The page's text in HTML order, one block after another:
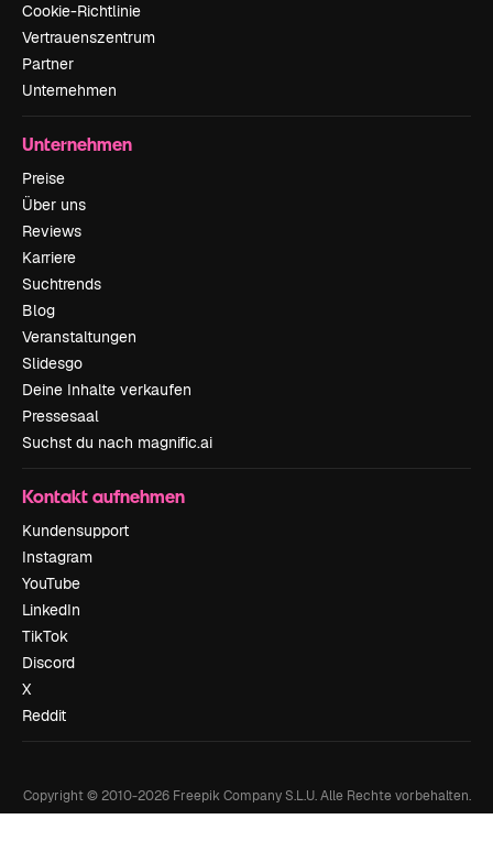
Cookie-Richtlinie
Vertrauenszentrum
Partner
Unternehmen
Unternehmen
Preise
Über uns
Reviews
Karriere
Suchtrends
Blog
Veranstaltungen
Slidesgo
Deine Inhalte verkaufen
Pressesaal
Suchst du nach magnific.ai
Kontakt aufnehmen
Kundensupport
Instagram
YouTube
LinkedIn
TikTok
Discord
X
Reddit
Copyright © 2010-2026Freepik Company S.L.U. Alle Rechte vorbehalten.